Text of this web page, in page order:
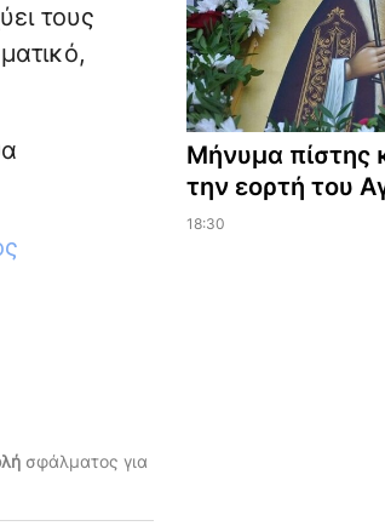
τους
σφάλματος για
Μήνυμα πίστης
την εορτή του
18:30